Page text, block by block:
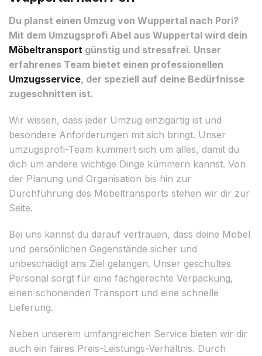
Du planst einen Umzug von Wuppertal nach Pori?
Mit dem Umzugsprofi Abel aus Wuppertal wird dein
Möbeltransport günstig und stressfrei. Unser
erfahrenes Team bietet einen professionellen
Umzugsservice, der speziell auf deine Bedürfnisse
zugeschnitten ist.
Wir wissen, dass jeder Umzug einzigartig ist und
besondere Anforderungen mit sich bringt. Unser
umzugsprofi-Team kümmert sich um alles, damit du
dich um andere wichtige Dinge kümmern kannst. Von
der Planung und Organisation bis hin zur
Durchführung des Möbeltransports stehen wir dir zur
Seite.
Bei uns kannst du darauf vertrauen, dass deine Möbel
und persönlichen Gegenstände sicher und
unbeschädigt ans Ziel gelangen. Unser geschultes
Personal sorgt für eine fachgerechte Verpackung,
einen schonenden Transport und eine schnelle
Lieferung.
Neben unserem umfangreichen Service bieten wir dir
auch ein faires Preis-Leistungs-Verhältnis. Durch